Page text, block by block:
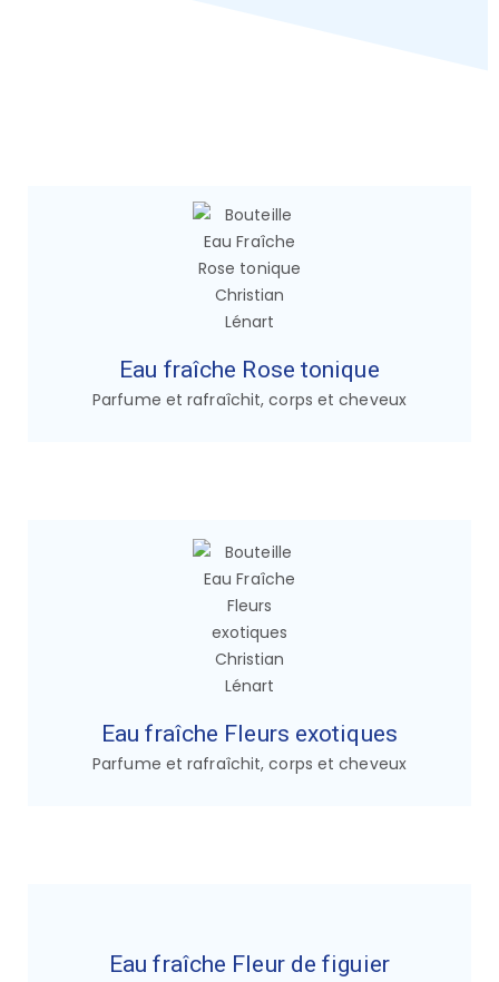
Eau fraîche Rose tonique
Parfume et rafraîchit, corps et cheveux
Eau fraîche Fleurs exotiques
Parfume et rafraîchit, corps et cheveux
Eau fraîche Fleur de figuier